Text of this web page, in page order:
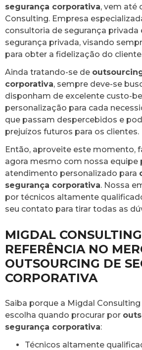
segurança corporativa, vem até
Consulting. Empresa
consultoria de segurança privada
segurança privada, visando
para obter a fidelização do
Ainda tratando-se de
corporativa, sempre deve-se
disponham de excelente custo-
personalização para cada
que passam despercebidos e
prejuízos futuros para os clientes.
Então, aproveite este momento,
agora mesmo com nossa equipe
atendimento personalizado para
segurança corporativa. Nossa
por técnicos altamente
seu contato para tirar todas as
MIGDAL
REFERÊNCIA NO
OUTSOURCING DE
CORPORATIVA
Saiba porque a Migdal
escolha quando procurar por
segurança corporativa:
Técnicos altamente